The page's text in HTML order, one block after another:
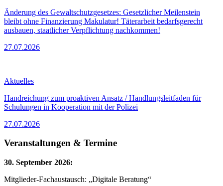
Änderung des Gewaltschutzgesetzes: Gesetzlicher Meilenstein
bleibt ohne Finanzierung Makulatur! Täterarbeit bedarfsgerecht
ausbauen, staatlicher Verpflichtung nachkommen!
27.07.2026
Aktuelles
Handreichung zum proaktiven Ansatz / Handlungsleitfaden für
Schulungen in Kooperation mit der Polizei
27.07.2026
Veranstaltungen & Termine
30. September 2026:
Mitglieder-Fachaustausch: „Digitale Beratung“